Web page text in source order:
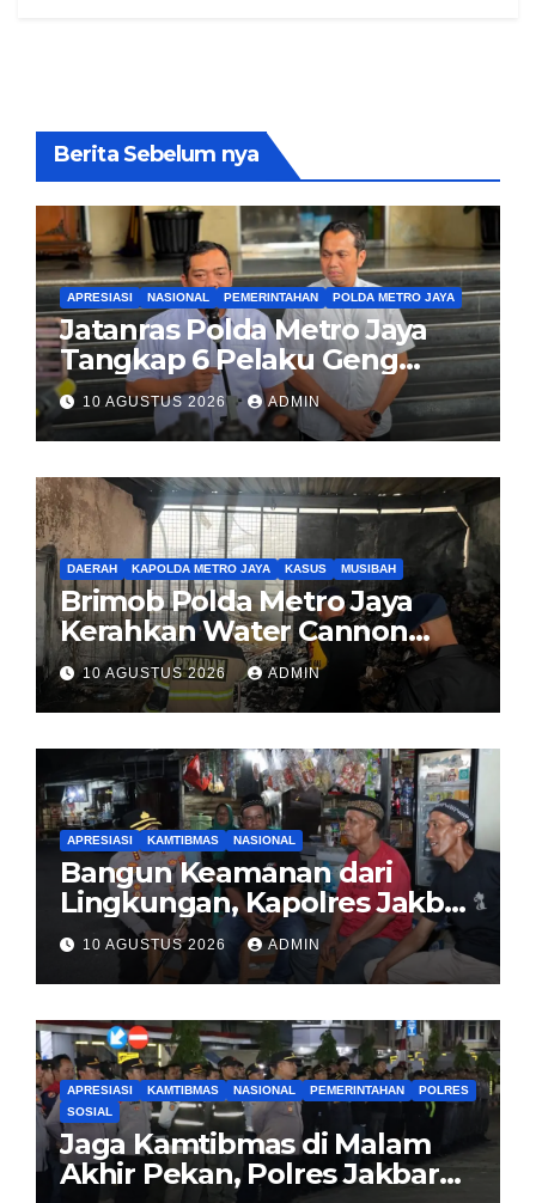
Berita Sebelum nya
APRESIASI NASIONAL PEMERINTAHAN POLDA METRO JAYA
Jatanras Polda Metro Jaya
Tangkap 6 Pelaku Geng
Pembuntit Nasabah Bank,
Gasak Uang Rp30 Juta
10 AGUSTUS 2026 ADMIN
DAERAH KAPOLDA METRO JAYA KASUS MUSIBAH
Brimob Polda Metro Jaya
Kerahkan Water Cannon
Bantu Padamkan Kebakaran
Gudang di Kosambi
Tangerang
10 AGUSTUS 2026 ADMIN
APRESIASI KAMTIBMAS NASIONAL
Bangun Keamanan dari
Lingkungan, Kapolres Jakbar
Ajak Warga Cengkareng
Aktifkan Siskamling
10 AGUSTUS 2026 ADMIN
APRESIASI KAMTIBMAS NASIONAL PEMERINTAHAN
POLRES
SOSIAL
Jaga Kamtibmas di Malam
Akhir Pekan, Polres Jakbar